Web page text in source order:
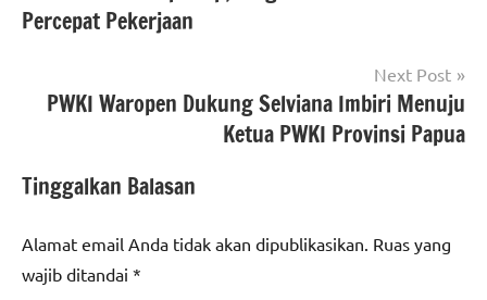
Percepat Pekerjaan
Next Post
PWKI Waropen Dukung Selviana Imbiri Menuju
Ketua PWKI Provinsi Papua
Tinggalkan Balasan
Alamat email Anda tidak akan dipublikasikan. Ruas yang
wajib ditandai *